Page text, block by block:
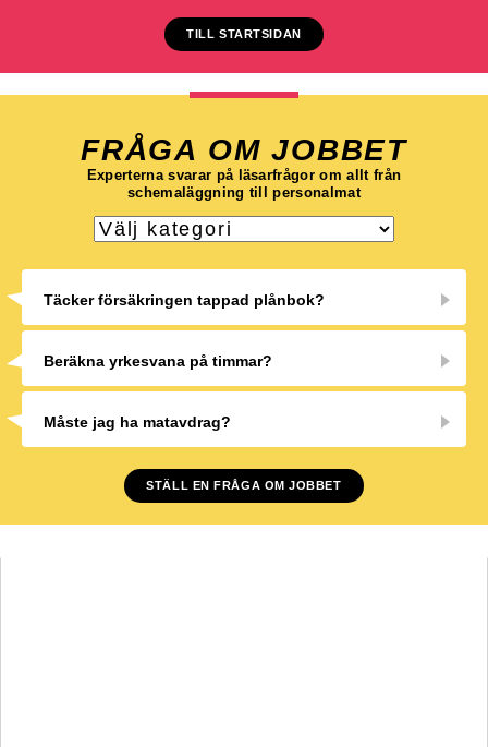
TILL STARTSIDAN
FRÅGA OM JOBBET
Experterna svarar på läsarfrågor om allt från
schemaläggning till personalmat
Täcker försäkringen tappad plånbok?
Beräkna yrkesvana på timmar?
Måste jag ha matavdrag?
STÄLL EN FRÅGA OM JOBBET